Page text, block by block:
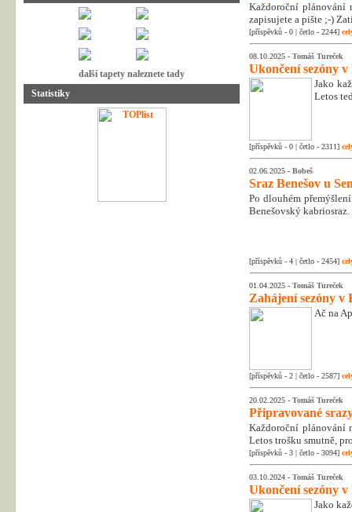
další tapety naleznete tady
Statistiky
Každoroční plánování
zapisujete a pište ;-)
[příspěvků - 0 | četlo - 2244]
08.10.2025 - Tomáš Tureček
Ukončení sezóny v
Jako
Letos
[příspěvků - 0 | četlo - 2311]
02.06.2025 - Bobeš
Sraz Benešov u
Po dlouhém
Benešovský kabriosraz.
[příspěvků - 4 | četlo - 2454]
01.04.2025 - Tomáš Tureček
Zahájení sezóny v
Ač na
[příspěvků - 2 | četlo - 2587]
20.02.2025 - Tomáš Tureček
Připravované
Každoroční plánování
Letos trošku smutně,
[příspěvků - 3 | četlo - 3094]
03.10.2024 - Tomáš Tureček
Ukončení sezóny v
Jako